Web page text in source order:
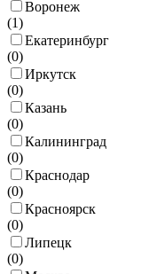
Воронеж
(1)
Екатеринбург
(0)
Иркутск
(0)
Казань
(0)
Калининград
(0)
Краснодар
(0)
Красноярск
(0)
Липецк
(0)